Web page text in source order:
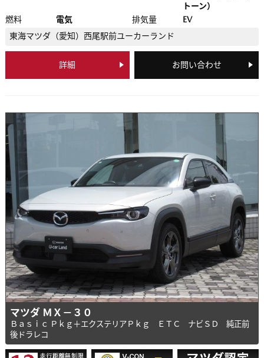
トーン）
燃料
電気 排気量
EV
東海マツダ（愛知） 西尾駅前ユーカーランド
詳細 お問い合わせ
マツダ ＭＸ－３０
Ｂａｓｉｃ Ｐｋｇ＋エクステリアＰｋｇ ＥＴＣ ナビＳＤ 純正前
後ドラレコ